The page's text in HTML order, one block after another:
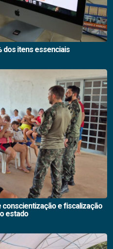
dos itens essenciais
e fiscalização
estado